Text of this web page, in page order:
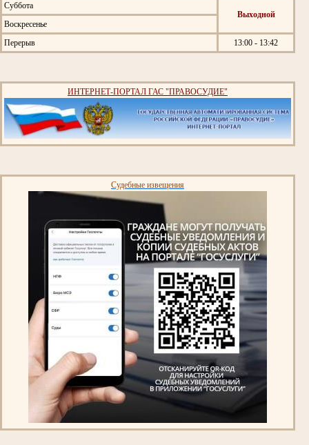
Суббота
Выходной
Воскресенье
Перерыв
13:00 - 13:42
ИНТЕРНЕТ-ПОРТАЛ ГАС "ПРАВОСУДИЕ"
Судебные извещения